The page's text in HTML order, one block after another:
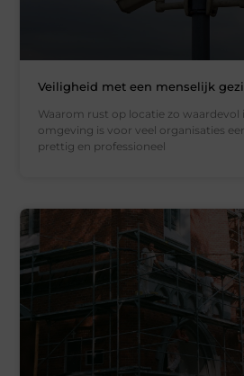
Veiligheid met een menselijk
Waarom rust op locatie zo waardevol
omgeving is voor veel organisaties
prettig en professioneel